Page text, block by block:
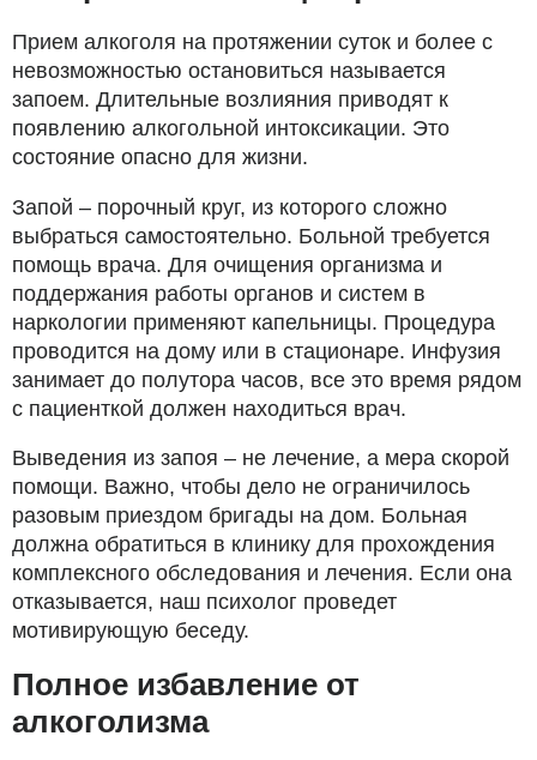
Прием алкоголя на протяжении суток и более с
невозможностью остановиться называется
запоем. Длительные возлияния приводят к
появлению алкогольной интоксикации. Это
состояние опасно для жизни.
Запой – порочный круг, из которого сложно
выбраться самостоятельно. Больной требуется
помощь врача. Для очищения организма и
поддержания работы органов и систем в
наркологии применяют капельницы. Процедура
проводится на дому или в стационаре. Инфузия
занимает до полутора часов, все это время рядом
с пациенткой должен находиться врач.
Выведения из запоя – не лечение, а мера скорой
помощи. Важно, чтобы дело не ограничилось
разовым приездом бригады на дом. Больная
должна обратиться в клинику для прохождения
комплексного обследования и лечения. Если она
отказывается, наш психолог проведет
мотивирующую беседу.
Полное избавление от
алкоголизма